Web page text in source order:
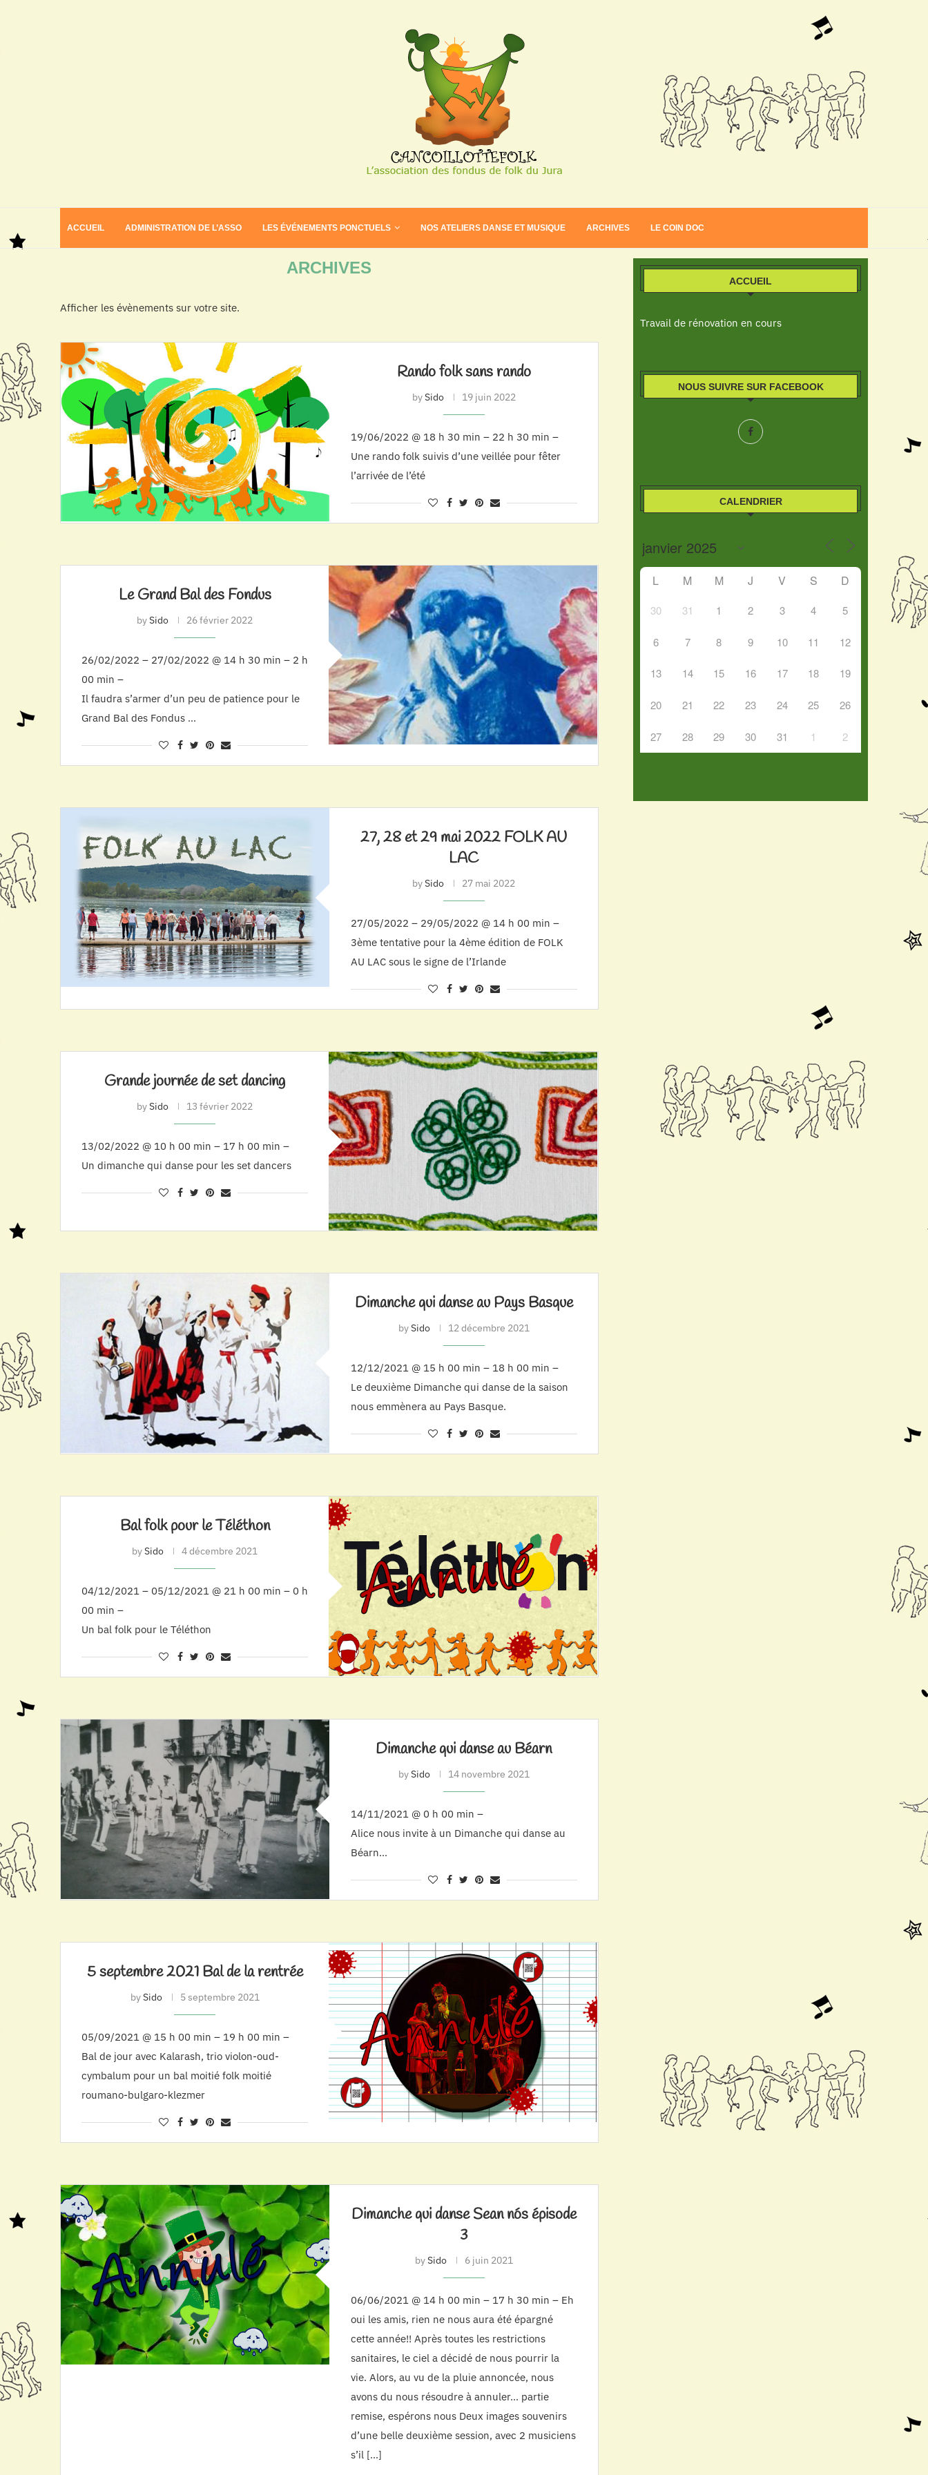
ACCUEIL ADMINISTRATION DE L’ASSO LES ÉVÉNEMENTS PONCTUELS NOS ATELIERS DANSE ET MUSIQUE ARCHIVES LE COIN DOC
ARCHIVES
Afficher les évènements sur votre site.
Rando folk sans rando
bySido 19 juin 2022
19/06/2022 @ 18 h 30 min – 22 h 30 min –
Une rando folk suivis d’une veillée pour fêter
l’arrivée de l’été
Le Grand Bal des Fondus
bySido 26 février 2022
26/02/2022 – 27/02/2022 @ 14 h 30 min – 2 h
00 min –
Il faudra s’armer d’un peu de patience pour le
Grand Bal des Fondus …
27, 28 et 29 mai 2022 FOLK AU
LAC
bySido 27 mai 2022
27/05/2022 – 29/05/2022 @ 14 h 00 min –
3ème tentative pour la 4ème édition de FOLK
AU LAC sous le signe de l’Irlande
Grande journée de set dancing
bySido 13 février 2022
13/02/2022 @ 10 h 00 min – 17 h 00 min –
Un dimanche qui danse pour les set dancers
Dimanche qui danse au Pays Basque
bySido 12 décembre 2021
12/12/2021 @ 15 h 00 min – 18 h 00 min –
Le deuxième Dimanche qui danse de la saison
nous emmènera au Pays Basque.
Bal folk pour le Téléthon
bySido 4 décembre 2021
04/12/2021 – 05/12/2021 @ 21 h 00 min – 0 h
00 min –
Un bal folk pour le Téléthon
Dimanche qui danse au Béarn
bySido 14 novembre 2021
14/11/2021 @ 0 h 00 min –
Alice nous invite à un Dimanche qui danse au
Béarn…
5 septembre 2021 Bal de la rentrée
bySido 5 septembre 2021
05/09/2021 @ 15 h 00 min – 19 h 00 min –
Bal de jour avec Kalarash, trio violon-oud-
cymbalum pour un bal moitié folk moitié
roumano-bulgaro-klezmer
Dimanche qui danse Sean nós épisode
3
bySido 6 juin 2021
06/06/2021 @ 14 h 00 min – 17 h 30 min – Eh
oui les amis, rien ne nous aura été épargné
cette année!! Après toutes les restrictions
sanitaires, le ciel a décidé de nous pourrir la
vie. Alors, au vu de la pluie annoncée, nous
avons du nous résoudre à annuler… partie
remise, espérons nous Deux images souvenirs
d’une belle deuxième session, avec 2 musiciens
s’il […]
ACCUEIL
Travail de rénovation en cours
NOUS SUIVRE SUR FACEBOOK
CALENDRIER
L M M J V S D
30 31 1 2 3 4 5
6 7 8 9 10 11 12
13 14 15 16 17 18 19
20 21 22 23 24 25 26
27 28 29 30 31 1 2